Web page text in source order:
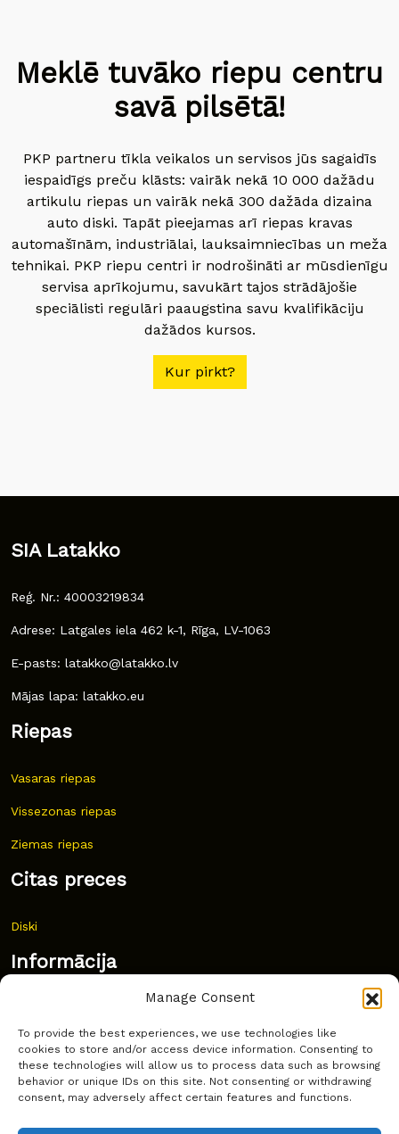
Manage Consent
To provide the best experiences, we use technologies like
cookies to store and/or access device information. Consenting to
these technologies will allow us to process data such as browsing
behavior or unique IDs on this site. Not consenting or withdrawing
consent, may adversely affect certain features and functions.
Meklē tuvāko riepu centru
savā pilsētā!
PKP partneru tīkla veikalos un servisos jūs sagaidīs
iespaidīgs preču klāsts: vairāk nekā 10 000 dažādu
artikulu riepas un vairāk nekā 300 dažāda dizaina
auto diski. Tapāt pieejamas arī riepas kravas
automašīnām, industriālai, lauksaimniecības un meža
tehnikai. PKP riepu centri ir nodrošināti ar mūsdienīgu
servisa aprīkojumu, savukārt tajos strādājošie
speciālisti regulāri paaugstina savu kvalifikāciju
dažādos kursos.
Kur pirkt?
SIA Latakko
Reģ. Nr.: 40003219834
Adrese: Latgales iela 462 k-1, Rīga, LV-1063
E-pasts: latakko@latakko.lv
Mājas lapa: latakko.eu
Riepas
Vasaras riepas
Vissezonas riepas
Ziemas riepas
Citas preces
Diski
Informācija
Bieži uzdoti jautājumi
Kur pirkt?
Sīkdatņu politika